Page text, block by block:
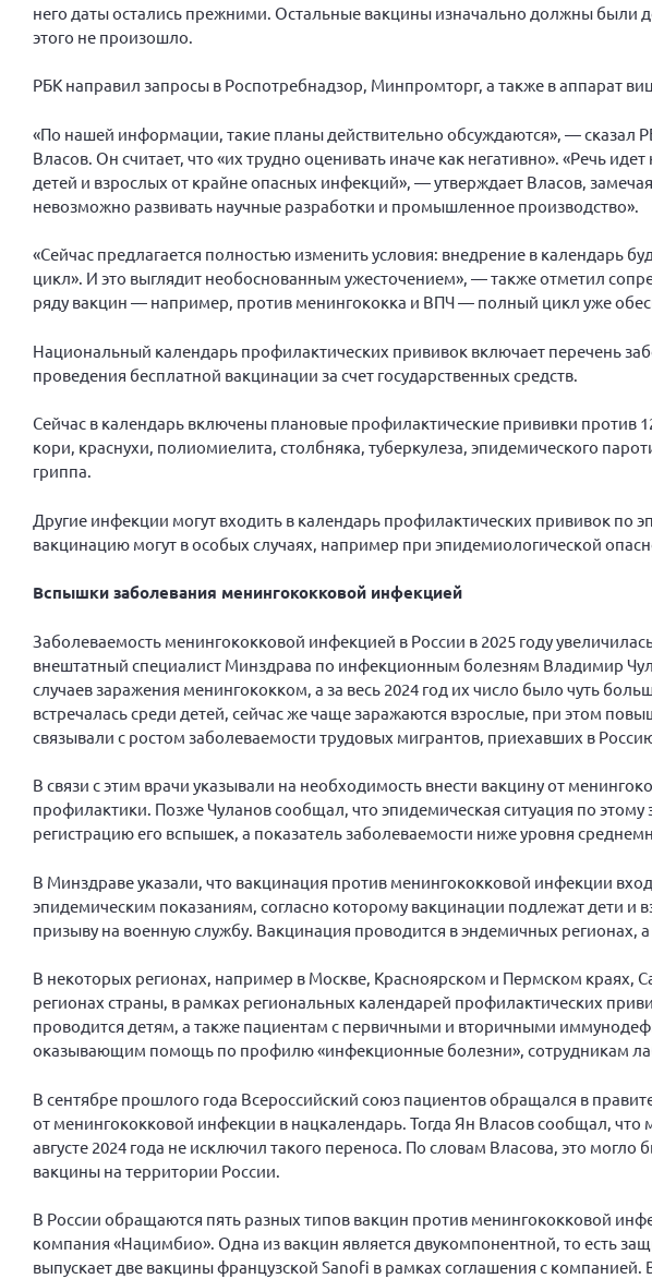
него даты остались прежними. Остальные вакцины изначально должны были
этого не произошло.
РБК направил запросы в Роспотребнадзор, Минпромторг, а также в аппарат
«По нашей информации, такие планы действительно обсуждаются», — сказал
Власов. Он считает, что «их трудно оценивать иначе как негативно». «Речь
детей и взрослых от крайне опасных инфекций», — утверждает Власов,
невозможно развивать научные разработки и промышленное производство».
«Сейчас предлагается полностью изменить условия: внедрение в календарь
цикл». И это выглядит необоснованным ужесточением», — также отметил
ряду вакцин — например, против менингококка и ВПЧ — полный цикл уже
Национальный календарь профилактических прививок включает перечень
проведения бесплатной вакцинации за счет государственных средств.
Сейчас в календарь включены плановые профилактические прививки против
кори, краснухи, полиомиелита, столбняка, туберкулеза, эпидемического
гриппа.
Другие инфекции могут входить в календарь профилактических прививок по
вакцинацию могут в особых случаях, например при эпидемиологической
Вспышки заболевания менингококковой инфекцией
Заболеваемость менингококковой инфекцией в России в 2025 году
внештатный специалист Минздрава по инфекционным болезням Владимир
случаев заражения менингококком, а за весь 2024 год их число было чуть
встречалась среди детей, сейчас же чаще заражаются взрослые, при этом
связывали с ростом заболеваемости трудовых мигрантов, приехавших в
В связи с этим врачи указывали на необходимость внести вакцину от
профилактики. Позже Чуланов сообщал, что эпидемическая ситуация по
регистрацию его вспышек, а показатель заболеваемости ниже уровня
В Минздраве указали, что вакцинация против менингококковой инфекции
эпидемическим показаниям, согласно которому вакцинации подлежат дети
призыву на военную службу. Вакцинация проводится в эндемичных регионах, а
В некоторых регионах, например в Москве, Красноярском и Пермском краях,
регионах страны, в рамках региональных календарей профилактических
проводится детям, а также пациентам с первичными и вторичными
оказывающим помощь по профилю «инфекционные болезни», сотрудникам
В сентябре прошлого года Всероссийский союз пациентов обращался в
от менингококковой инфекции в нацкалендарь. Тогда Ян Власов сообщал,
августе 2024 года не исключил такого переноса. По словам Власова, это
вакцины на территории России.
В России обращаются пять разных типов вакцин против менингококковой
компания «Нацимбио». Одна из вакцин является двукомпонентной, то есть
выпускает две вакцины французской Sanofi в рамках соглашения с